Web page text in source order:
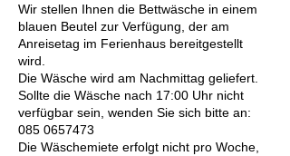
Wir stellen Ihnen die Bettwäsche in einem
blauen Beutel zur Verfügung, der am
Anreisetag im Ferienhaus bereitgestellt
wird.
Die Wäsche wird am Nachmittag geliefert.
Sollte die Wäsche nach 17:00 Uhr nicht
verfügbar sein, wenden Sie sich bitte an:
085 0657473
Die Wäschemiete erfolgt nicht pro Woche,